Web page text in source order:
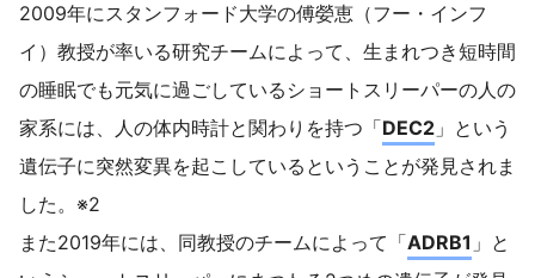
2009年にスタンフォード大学の傅嫈恵（フー・インフ
イ）教授が率いる研究チームによって、生まれつき短時間
の睡眠でも元気に過ごしているショートスリーパーの人の
家系には、人の体内時計と関わりを持つ「DEC2 」という
遺伝子に突然変異を起こしているということが発見されま
した。※2
また2019年には、同教授のチームによって「ADRB1 」と